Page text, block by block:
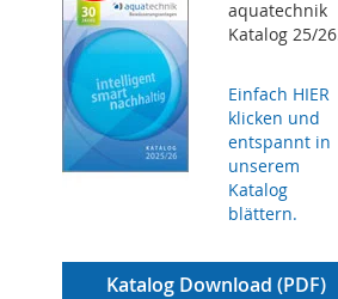
aquatechnik
Katalog 25/
Einfach HIER
klicken und
entspannt in
unserem
Katalog
blättern.
Katalog Download (PDF)